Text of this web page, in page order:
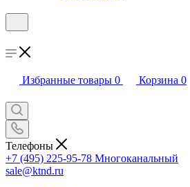
Избранные товары 0 Корзина 0
Телефоны
+7 (495) 225-95-78 Многоканальный
sale@ktnd.ru